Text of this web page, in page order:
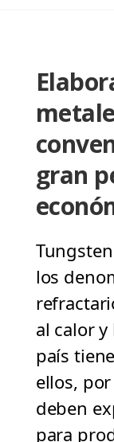
gran
los
al calor
país
ellos,
deben
para